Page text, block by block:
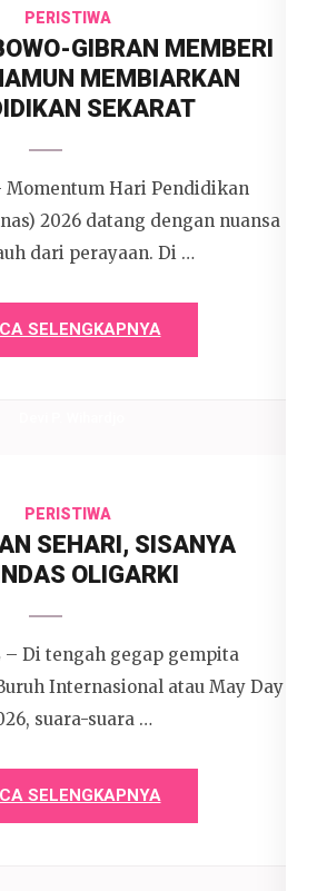
PERISTIWA
GIBRAN MEMBERI
MEMBIARKAN
SEKARAT
Momentum Hari Pendidikan
2026 datang dengan nuansa
dari perayaan. Di …
SELENGKAPNYA
PERISTIWA
SEHARI, SISANYA
OLIGARKI
– Di tengah gegap gempita
Internasional atau May Day
suara-suara …
SELENGKAPNYA